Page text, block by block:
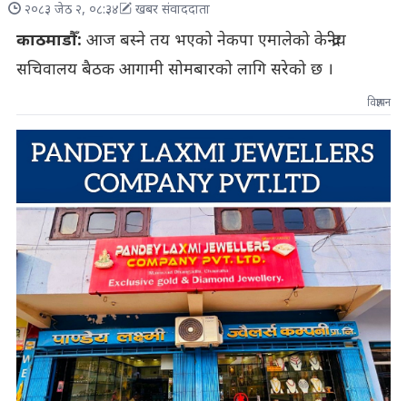
२०८३ जेठ २, ०८:३४ खबर संवाददाता
काठमाडौँ: आज बस्ने तय भएको नेकपा एमालेको केन्द्रीय
सचिवालय बैठक आगामी सोमबारको लागि सरेको छ ।
विज्ञापन